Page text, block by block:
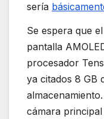
sería
Se espera que
pantalla
procesador
ya citados 8 GB
cámara